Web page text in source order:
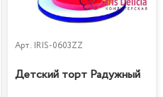
Арт. IRIS-0603ZZ
Детский торт Радужный